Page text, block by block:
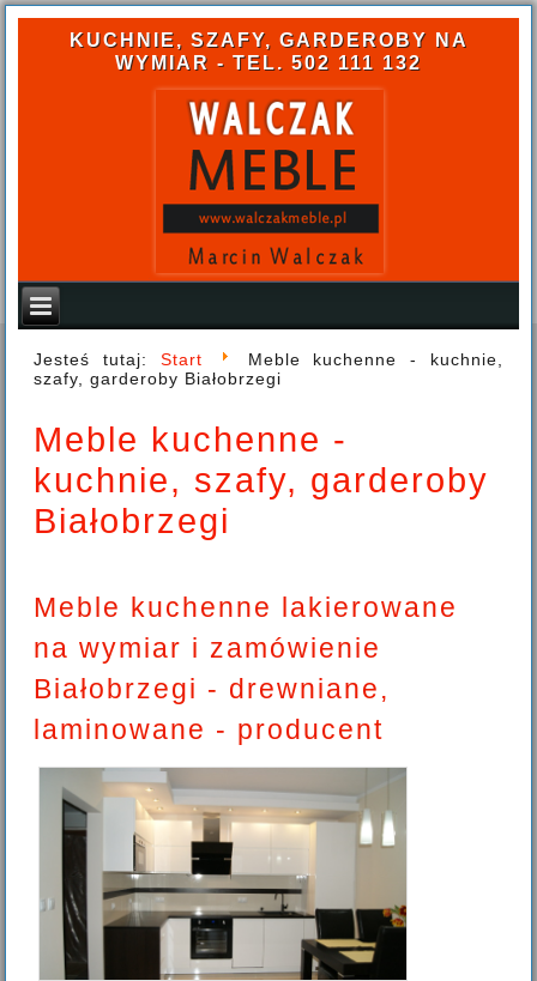
KUCHNIE, SZAFY, GARDEROBY NA
WYMIAR - TEL. 502 111 132
Jesteś tutaj: Start
Meble kuchenne - kuchnie,
szafy, garderoby Białobrzegi
Meble kuchenne -
kuchnie, szafy, garderoby
Białobrzegi
Meble kuchenne lakierowane
na wymiar i zamówienie
Białobrzegi - drewniane,
laminowane - producent